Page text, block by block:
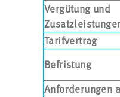
Vergütung und
Tarifvertrag
Befristung
Anforderungen